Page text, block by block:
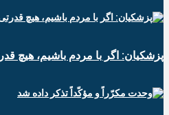
پزشکیان: اگر با مردم باشیم، هیچ